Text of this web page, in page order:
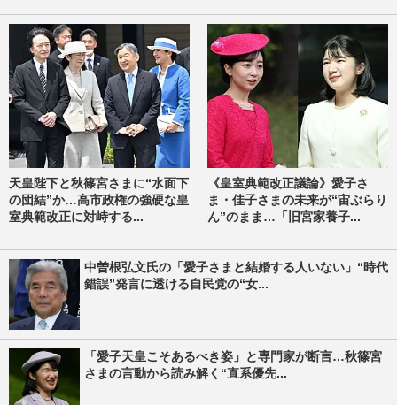
天皇陛下と秋篠宮さまに“水面下
の団結”か…高市政権の強硬な皇
室典範改正に対峙する...
《皇室典範改正議論》愛子さ
ま・佳子さまの未来が“宙ぶらり
ん”のまま…「旧宮家養子...
中曽根弘文氏の「愛子さまと結婚する人いない」“時代
錯誤”発言に透ける自民党の“女...
「愛子天皇こそあるべき姿」と専門家が断言…秋篠宮
さまの言動から読み解く“直系優先...